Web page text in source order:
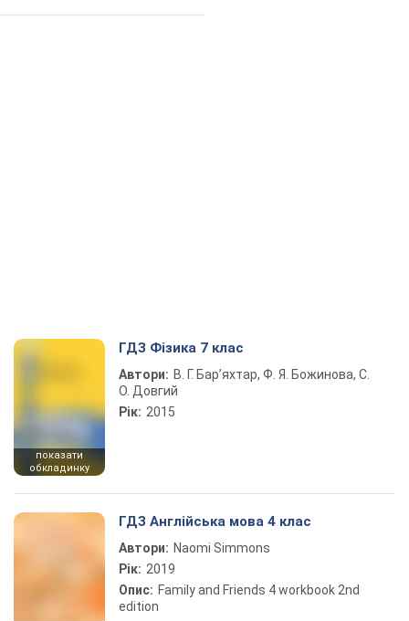
показати
обкладинку
ГДЗ Фізика 7 клас
Автори: В. Г. Бар’яхтар, Ф. Я. Божинова, С.
О. Довгий
Рік: 2015
ГДЗ Англійська мова 4 клас
Автори: Naomi Simmons
Рік: 2019
Опис: Family and Friends 4 workbook 2nd
edition